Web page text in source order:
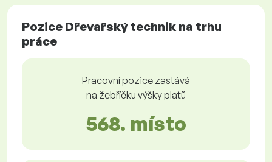
Pozice Dřevařský technik na trhu
práce
Pracovní pozice zastává
na žebříčku výšky platů
568. místo